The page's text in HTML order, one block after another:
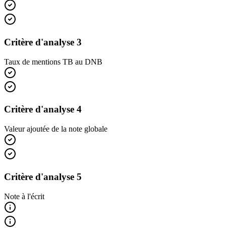
Critère d'analyse 3
Taux de mentions TB au DNB
Critère d'analyse 4
Valeur ajoutée de la note globale
Critère d'analyse 5
Note à l'écrit